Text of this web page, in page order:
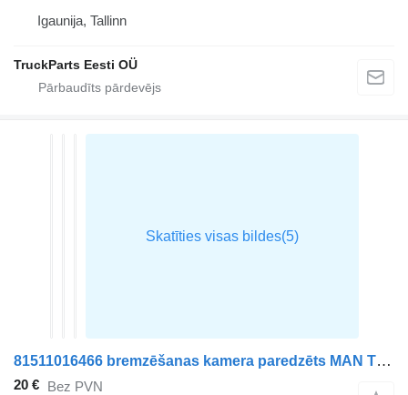
Igaunija, Tallinn
TruckParts Eesti OÜ
81511016466 bremzēšanas kamera paredzēts MAN TGX vilcēja
20 € Bez PVN